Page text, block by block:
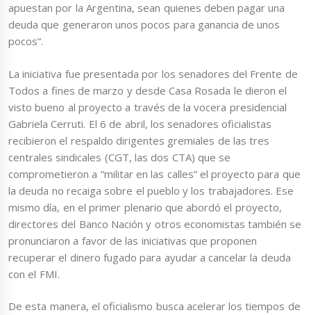
apuestan por la Argentina, sean quienes deben pagar una
deuda que generaron unos pocos para ganancia de unos
pocos”.
La iniciativa fue presentada por los senadores del Frente de
Todos a fines de marzo y desde Casa Rosada le dieron el
visto bueno al proyecto a través de la vocera presidencial
Gabriela Cerruti. El 6 de abril, los senadores oficialistas
recibieron el respaldo dirigentes gremiales de las tres
centrales sindicales (CGT, las dos CTA) que se
comprometieron a “militar en las calles” el proyecto para que
la deuda no recaiga sobre el pueblo y los trabajadores. Ese
mismo día, en el primer plenario que abordó el proyecto,
directores del Banco Nación y otros economistas también se
pronunciaron a favor de las iniciativas que proponen
recuperar el dinero fugado para ayudar a cancelar la deuda
con el FMI.
De esta manera, el oficialismo busca acelerar los tiempos de